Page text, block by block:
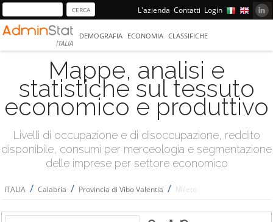
L'azienda Contatti Login
ITALIA
DEMOGRAFIA ECONOMIA CLASSIFICHE
Mappe, analisi e
statistiche sul tessuto
economico e produttivo
Livelli di occupazione e di disoccupazione, reddito
disponibile, consumi per merceologia e segmentazione
delle imprese per settore economico
ITALIA / Calabria / Provincia di Vibo Valentia / Mileto